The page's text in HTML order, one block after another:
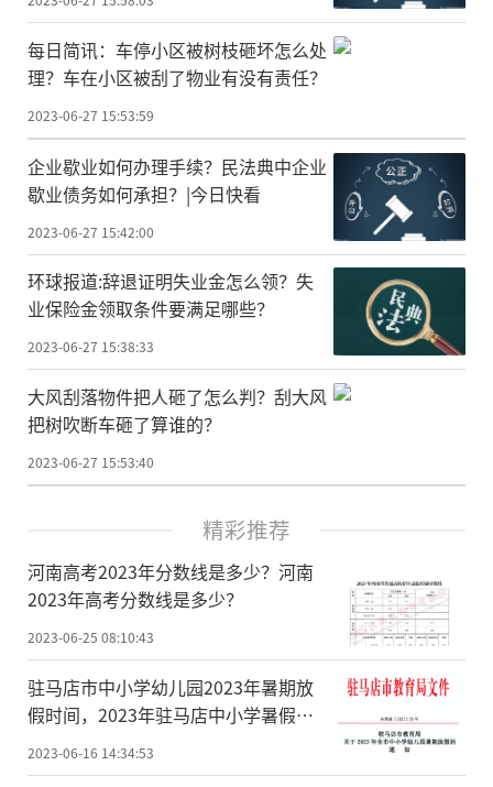
每日简讯：车停小区被树枝砸坏怎么处
理？车在小区被刮了物业有没有责任？
2023-06-27 15:53:59
企业歇业如何办理手续？民法典中企业
歇业债务如何承担？|今日快看
2023-06-27 15:42:00
环球报道:辞退证明失业金怎么领？失
业保险金领取条件要满足哪些？
2023-06-27 15:38:33
大风刮落物件把人砸了怎么判？刮大风
把树吹断车砸了算谁的？
2023-06-27 15:53:40
精彩推荐
河南高考2023年分数线是多少？河南
2023年高考分数线是多少？
2023-06-25 08:10:43
驻马店市中小学幼儿园2023年暑期放
假时间，2023年驻马店中小学暑假放
假时间
2023-06-16 14:34:53